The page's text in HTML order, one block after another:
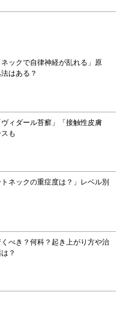
ックで自律神経が乱れる」原
はある？
ィダール苔癬」「接触性皮膚
も
トネックの重症度は？」レベル別
べき？何科？起き上がり方や治
？